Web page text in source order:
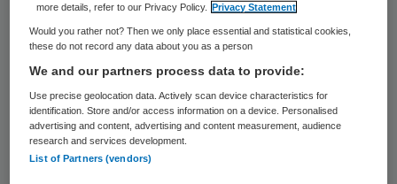
het bereiken van de maximale
zittingstermijn.Bontje(58) is voorzitter van
de Vereniging Huisartsenposten Nederland
(VHN) en eigenaar van een adviesbureau.
Tot medio 2012 was hij lid van de raad van
bestuur van zorgverzekeraar VGZ. Naves
more details, refer to our Privacy Policy.
Privacy Statement
Would you rather not? Then we only place essential and statistical cookies,
these do not record any data about you as a person
We and our partners process data to provide:
Use precise geolocation data. Actively scan device characteristics for
identification. Store and/or access information on a device. Personalised
advertising and content, advertising and content measurement, audience
research and services development.
List of Partners (vendors)